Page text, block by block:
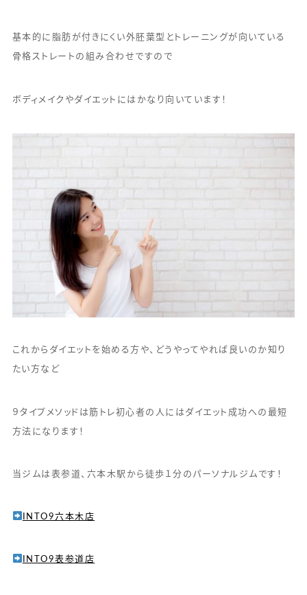
基本的に脂肪が付きにくい外胚葉型とトレーニングが向いている
骨格ストレートの組み合わせですので
ボディメイクやダイエットにはかなり向いています！
これからダイエットを始める方や、どうやってやれば良いのか知り
たい方など
９タイプメソッドは筋トレ初心者の人にはダイエット成功への最短
方法になります！
当ジムは表参道、六本木駅から徒歩１分のパーソナルジムです！
INTO9六本木店
INTO9表参道店